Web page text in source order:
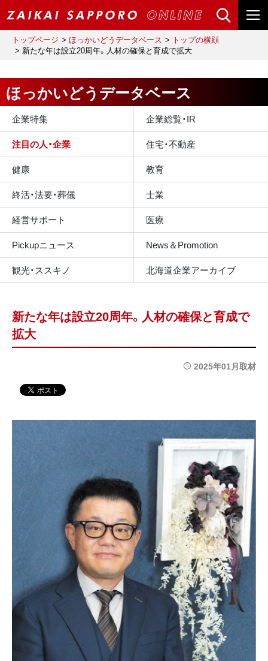
トップページ ほっかいどうデータベース
トップの横顔
新たな年は設立20周年。人材の確保と育成で拡大
ほっかいどうデータベース
企業特集
企業総覧・IR
注目の人・企業
住宅・不動産
健康
教育
終活・法要・葬儀
士業
経営サポート
医療
Pickupニュース
News＆Promotion
観光・ススキノ
北海道企業アーカイブ
新たな年は設立20周年。人材の確保と育成で
拡大
2025年01月取材